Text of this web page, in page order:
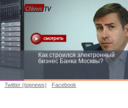
Как строился электронный
бизнес Банка Москвы?
Twitter (topnews) Facebook